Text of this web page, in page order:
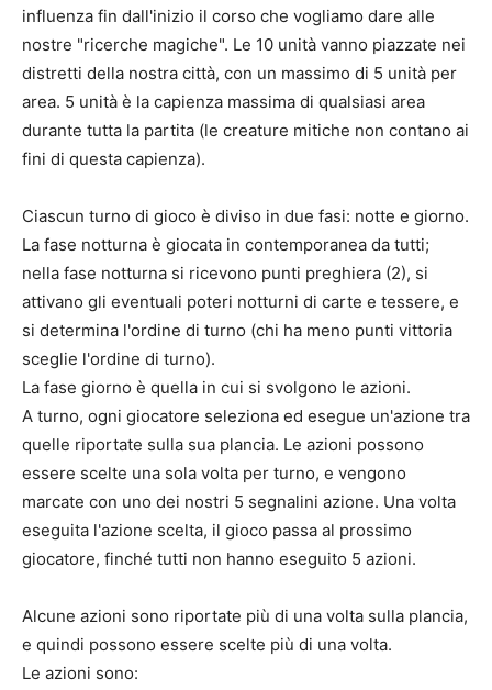
influenza fin dall'inizio il corso che vogliamo dare alle
nostre "ricerche magiche". Le 10 unità vanno piazzate nei
distretti della nostra città, con un massimo di 5 unità per
area. 5 unità è la capienza massima di qualsiasi area
durante tutta la partita (le creature mitiche non contano ai
fini di questa capienza).
Ciascun turno di gioco è diviso in due fasi: notte e giorno.
La fase notturna è giocata in contemporanea da tutti;
nella fase notturna si ricevono punti preghiera (2), si
attivano gli eventuali poteri notturni di carte e tessere, e
si determina l'ordine di turno (chi ha meno punti vittoria
sceglie l'ordine di turno).
La fase giorno è quella in cui si svolgono le azioni.
A turno, ogni giocatore seleziona ed esegue un'azione tra
quelle riportate sulla sua plancia. Le azioni possono
essere scelte una sola volta per turno, e vengono
marcate con uno dei nostri 5 segnalini azione. Una volta
eseguita l'azione scelta, il gioco passa al prossimo
giocatore, finché tutti non hanno eseguito 5 azioni.
Alcune azioni sono riportate più di una volta sulla plancia,
e quindi possono essere scelte più di una volta.
Le azioni sono: